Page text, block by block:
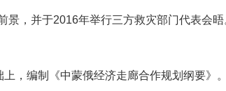
，并于2016年举行三方救灾部门代表会晤
，编制《中蒙俄经济走廊合作规划纲要》。